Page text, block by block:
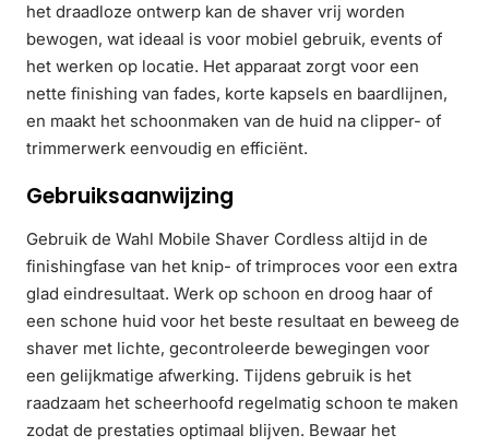
het draadloze ontwerp kan de shaver vrij worden
bewogen, wat ideaal is voor mobiel gebruik, events of
het werken op locatie. Het apparaat zorgt voor een
nette finishing van fades, korte kapsels en baardlijnen,
en maakt het schoonmaken van de huid na clipper- of
trimmerwerk eenvoudig en efficiënt.
Gebruiksaanwijzing
Gebruik de Wahl Mobile Shaver Cordless altijd in de
finishingfase van het knip- of trimproces voor een extra
glad eindresultaat. Werk op schoon en droog haar of
een schone huid voor het beste resultaat en beweeg de
shaver met lichte, gecontroleerde bewegingen voor
een gelijkmatige afwerking. Tijdens gebruik is het
raadzaam het scheerhoofd regelmatig schoon te maken
zodat de prestaties optimaal blijven. Bewaar het